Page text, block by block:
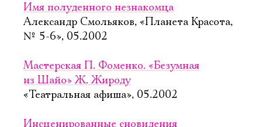
Имя полуденного незнакомца
Александр Смольяков, «Планета Красота,
№ 5-6», 05.2002
Мастерская П. Фоменко. «Безумная
из Шайо» Ж. Жироду
«Театральная афиша», 05.2002
Инсценированные сновидения